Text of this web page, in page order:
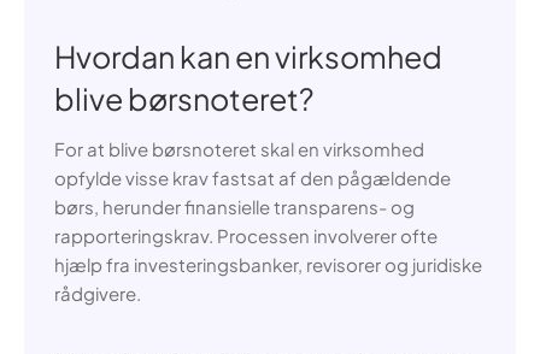
Hvordan kan en virksomhed
blive børsnoteret?
For at blive børsnoteret skal en virksomhed
opfylde visse krav fastsat af den pågældende
børs, herunder finansielle transparens- og
rapporteringskrav. Processen involverer ofte
hjælp fra investeringsbanker, revisorer og juridiske
rådgivere.